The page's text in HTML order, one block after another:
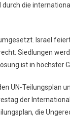
die
Israel
Siedlungen
ist in höchster
UN-Teilungsplan
der
die